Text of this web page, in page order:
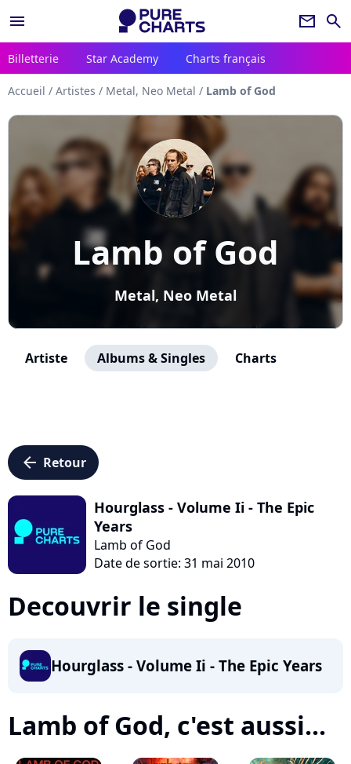
menu newsletter search
Billetterie Star Academy Charts français
Accueil / Artistes / Metal, Neo Metal / Lamb of God
Lamb of God
Metal, Neo Metal
Artiste Albums & Singles Charts
arrow_left Retour
Hourglass - Volume Ii - The Epic
Years
Lamb of God
Date de sortie: 31 mai 2010
Decouvrir le single
Hourglass - Volume Ii - The Epic Years
Lamb of God, c'est aussi...